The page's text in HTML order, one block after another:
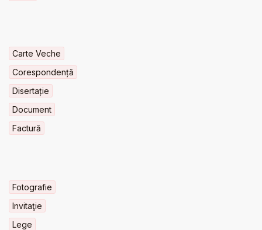
Carte Veche
Corespondență
Disertație
Document
Factură
Fotografie
Invitaţie
Lege